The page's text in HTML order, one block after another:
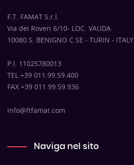
F.T. FAMAT S.r.l.
Via dei Roveri 6/10- LOC. VAUDA
10080 S. BENIGNO C.SE - TURIN - ITALY
P.I. 11025780013
TEL +39 011.99.59.400
FAX +39 011.99.59.936
info@ftfamat.com
Naviga nel sito